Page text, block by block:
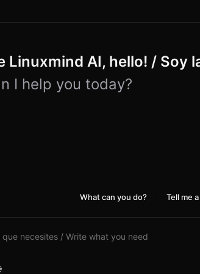
Linuxmind AI, hello! / Soy
I help you today?
What can you do? Tell me